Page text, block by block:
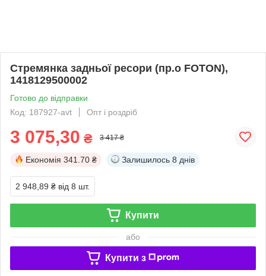
Стремянка задньої ресори (пр.о FOTON),
1418129500002
Готово до відправки
Код: 187927-avt
Опт і роздріб
3 075,30 ₴ 3 417 ₴
Економія 341.70 ₴ Залишилось 8 днів
2 948,89 ₴ від 8 шт.
Купити
або
Купити з